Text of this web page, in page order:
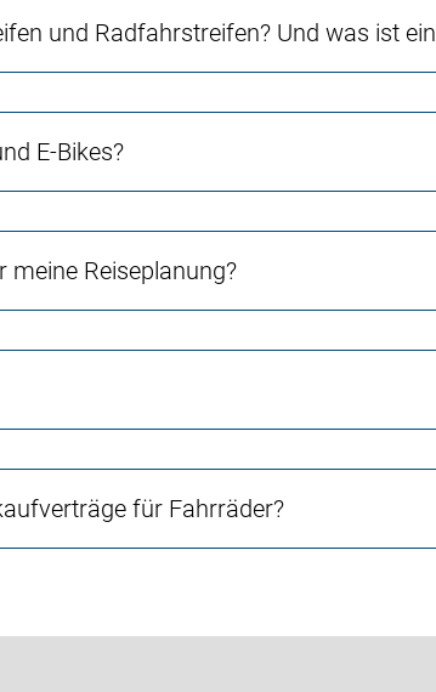
und Radfahrstreifen? Und was ist
E-Bikes?
meine Reiseplanung?
für Fahrräder?